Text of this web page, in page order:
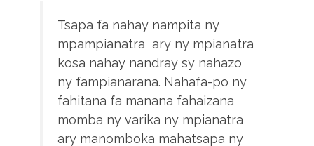
Tsapa fa nahay nampita ny
mpampianatra ary ny mpianatra
kosa nahay nandray sy nahazo
ny fampianarana. Nahafa-po ny
fahitana fa manana fahaizana
momba ny varika ny mpianatra
ary manomboka mahatsapa ny